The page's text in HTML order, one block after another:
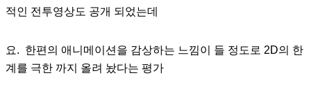
적인 전투영상도 공개 되었는데
요. 한편의 애니메이션을 감상하는 느낌이 들 정도로 2D의 한
계 를 극한 까지 올려 놨다는 평가